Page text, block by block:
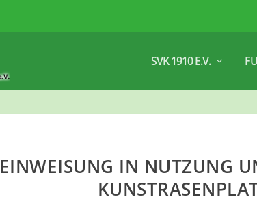
SVK 1910 E.V.
EINWEISUNG IN NUTZUNG